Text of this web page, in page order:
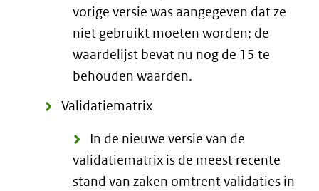
vorige versie was aangegeven dat ze
niet gebruikt moeten worden; de
waardelijst bevat nu nog de 15 te
behouden waarden.
Validatiematrix
In de nieuwe versie van de
validatiematrix is de meest recente
stand van zaken omtrent validaties in